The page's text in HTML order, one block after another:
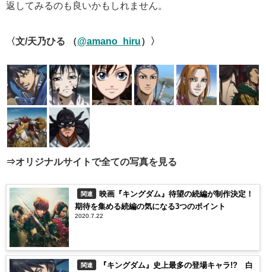
返してみるのも良いかもしれません。
〈文/天乃ひる （@amano_hiru） 〉
⇒オリジナルサイトで全ての写真を見る
関連
映画『キングダム』待望の続編が制作決定！
期待を集める続編の気になる3つのポイント
2020.7.22
関連 『キングダム』史上最多の登場キャラ!? 白